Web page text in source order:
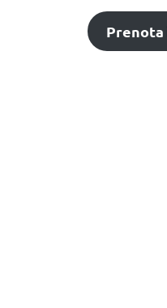
Prenota